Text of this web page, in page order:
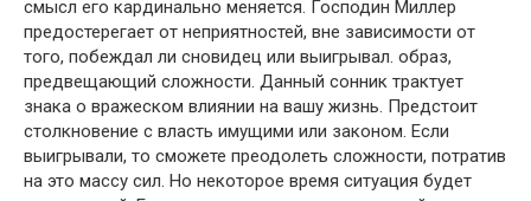
смысл его кардинально меняется. Господин Миллер
предостерегает от неприятностей, вне зависимости от
того, побеждал ли сновидец или выигрывал. образ,
предвещающий сложности. Данный сонник трактует
знака о вражеском влиянии на вашу жизнь. Предстоит
столкновение с власть имущими или законом. Если
выигрывали, то сможете преодолеть сложности, потратив
на это массу сил. Но некоторое время ситуация будет